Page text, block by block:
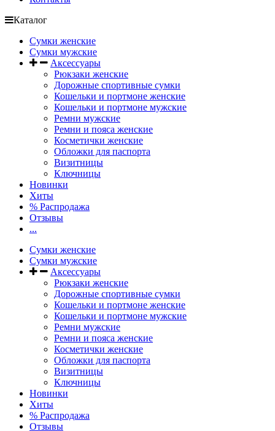
Каталог
Сумки женские
Сумки мужские
Аксессуары
Рюкзаки женские
Дорожные спортивные сумки
Кошельки и портмоне женские
Кошельки и портмоне мужские
Ремни мужские
Ремни и пояса женские
Косметички женские
Обложки для паспорта
Визитницы
Ключницы
Новинки
Хиты
% Распродажа
Отзывы
...
Сумки женские
Сумки мужские
Аксессуары
Рюкзаки женские
Дорожные спортивные сумки
Кошельки и портмоне женские
Кошельки и портмоне мужские
Ремни мужские
Ремни и пояса женские
Косметички женские
Обложки для паспорта
Визитницы
Ключницы
Новинки
Хиты
% Распродажа
Отзывы